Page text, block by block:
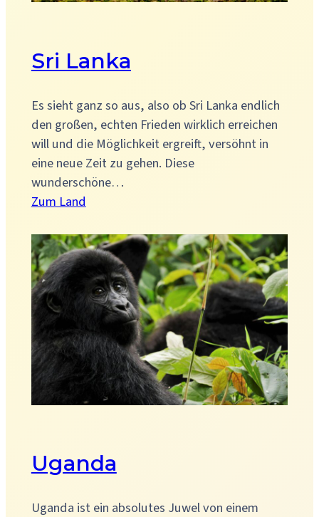
Sri Lanka
Es sieht ganz so aus, also ob Sri Lanka endlich
den großen, echten Frieden wirklich erreichen
will und die Möglichkeit ergreift, versöhnt in
eine neue Zeit zu gehen. Diese
wunderschöne…
Zum Land
Lanka
Uganda
Uganda ist ein absolutes Juwel von einem